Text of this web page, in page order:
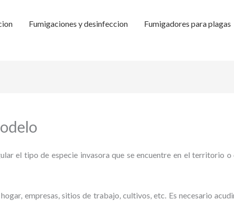
Fumigaciones y desinfeccion Fumigadores para plagas
el tipo de especie invasora que se encuentre en el territorio o
empresas, sitios de trabajo, cultivos, etc. Es necesario